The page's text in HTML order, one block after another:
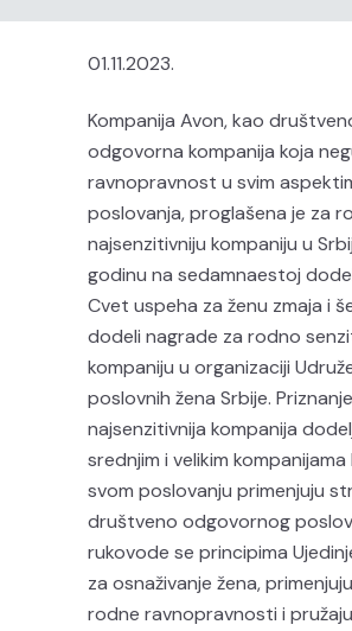
01.11.2023.
Kompanija Avon, kao
odgovorna kompanija koja
ravnopravnost u svim
poslovanja, proglašena je za
najsenzitivniju kompaniju u
godinu na sedamnaestoj
Cvet uspeha za ženu zmaja i
dodeli nagrade za rodno
kompaniju u organizaciji
poslovnih žena Srbije.
najsenzitivnija kompanija
srednjim i velikim kompanijama
svom poslovanju primenjuju
društveno odgovornog
rukovode se principima
za osnaživanje žena,
rodne ravnopravnosti i